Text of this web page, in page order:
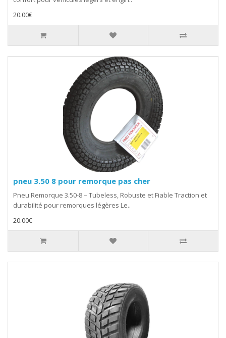
20.00€
pneu 3.50 8 pour remorque pas cher
Pneu Remorque 3.50-8 – Tubeless, Robuste et Fiable Traction et
durabilité pour remorques légères Le..
20.00€